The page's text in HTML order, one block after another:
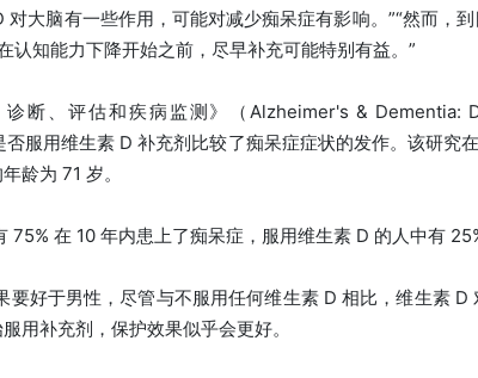
大脑有一些作用，可能对减少痴呆症有影响。”“然而，
知能力下降开始之前，尽早补充可能特别有益。”
断、评估和疾病监测》（Alzheimer's & Dementia:
服用维生素 D 补充剂比较了痴呆症症状的发作。该研究
龄为 71 岁。
在 10 年内患上了痴呆症，服用维生素 D 的人中有
好于男性，尽管与不服用任何维生素 D 相比，维生素 D
用补充剂，保护效果似乎会更好。